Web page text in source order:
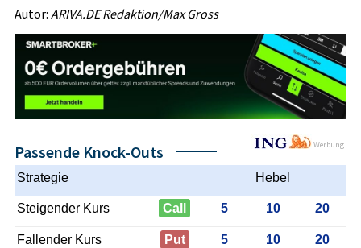
Autor: ARIVA.DE Redaktion/Max Gross
Werbung
Passende Knock-Outs
Strategie Hebel
Steigender Kurs Call 5 10 20
Fallender Kurs Put 5 10 20